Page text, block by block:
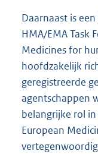
Daarnaast is
HMA/EMA Task
Medicines for
hoofdzakelijk
geregistreerde
agentschappen
belangrijke rol in
European